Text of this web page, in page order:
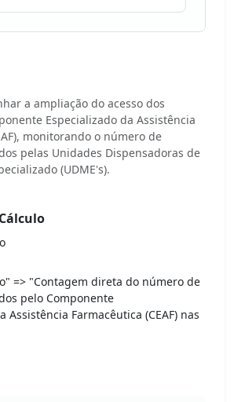
a ampliação do acesso dos
Especializado da Assistência
monitorando o número de
pelas Unidades Dispensadoras de
(UDME's).
=> "Contagem direta do número de
pelo Componente
Assistência Farmacêutica (CEAF) nas